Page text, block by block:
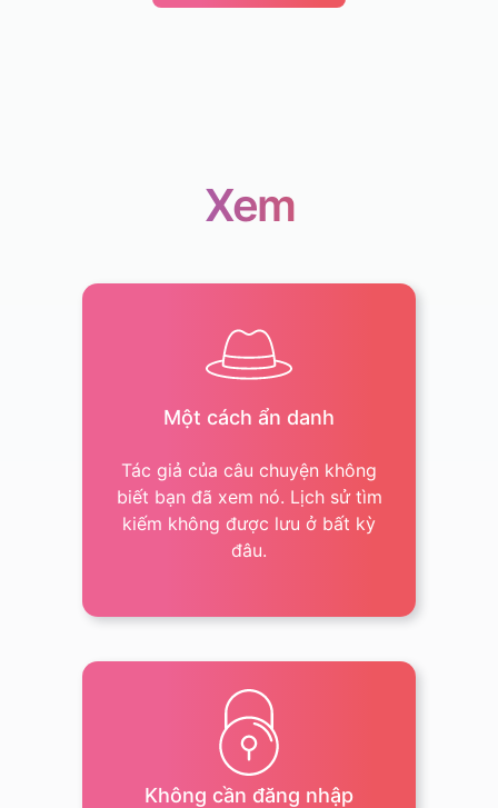
Xem
Một cách ẩn danh
Tác giả của câu chuyện không
biết bạn đã xem nó. Lịch sử tìm
kiếm không được lưu ở bất kỳ
đâu.
Không cần đăng nhập